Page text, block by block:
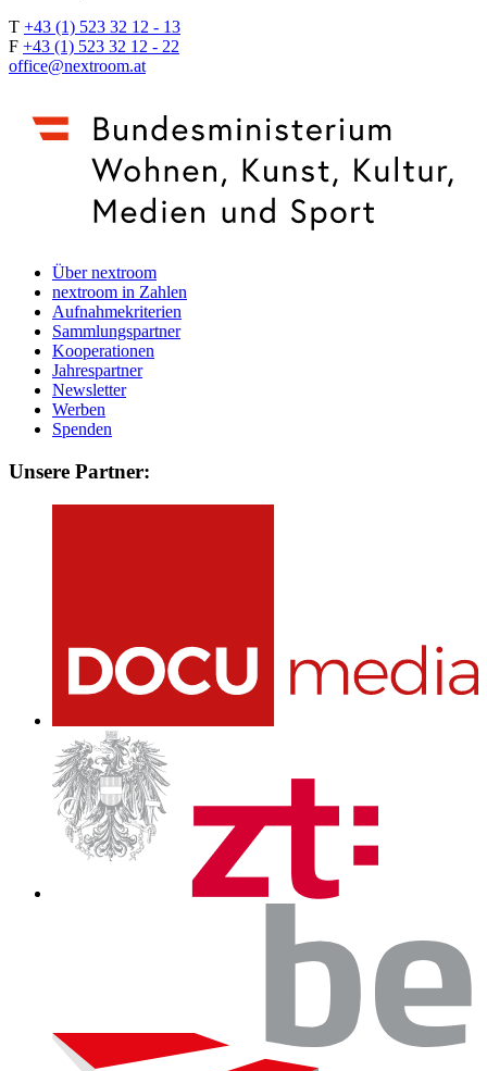
T +43 (1) 523 32 12 - 13
F +43 (1) 523 32 12 - 22
office@nextroom.at
Über nextroom
nextroom in Zahlen
Aufnahmekriterien
Sammlungspartner
Kooperationen
Jahrespartner
Newsletter
Werben
Spenden
Unsere Partner: